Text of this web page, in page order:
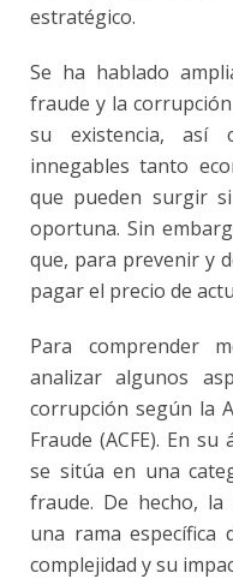
estratégico.
Se ha hablado
fraude y la
su existencia, así
innegables tanto
que pueden surgir
oportuna. Sin
que, para prevenir y
pagar el precio de
Para comprender
analizar algunos
corrupción según la
Fraude (ACFE). En
se sitúa en una
fraude. De hecho,
una rama específica
complejidad y su